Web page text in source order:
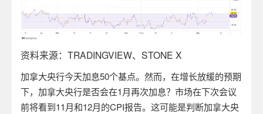
资料来源： TRADINGVIEW、 STONE X
加拿大央行今天加息50个基点。然而，在增长放缓的预期
下，加拿大央行是否会在1月再次加息？市场在下次会议
前将看到11月和12月的CPI报告。这可能是判断加拿大央